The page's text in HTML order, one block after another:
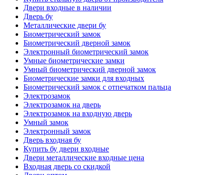
Двери входные в наличии
Дверь бу
Металлические двери бу
Биометрический замок
Биометрический дверной замок
Электронный биометрический замок
Умные биометрические замки
Умный биометрический дверной замок
Биометрические замки для входных
Биометрический замок с отпечатком пальца
Электрозамок
Электрозамок на дверь
Электрозамок на входную дверь
Умный замок
Электронный замок
Дверь входная бу
Купить бу двери входные
Двери металлические входные цена
Входная дверь со скидкой